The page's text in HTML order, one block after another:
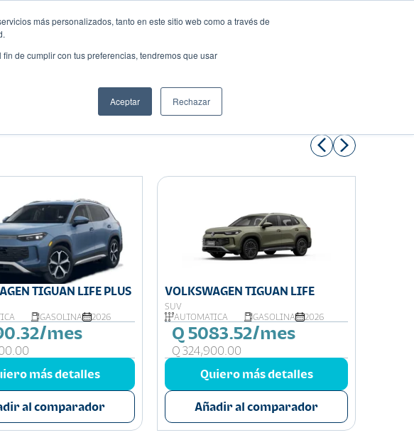
más personalizados, tanto en este sitio web como a través de
de cumplir con tus preferencias, tendremos que usar
Aceptar Rechazar
Compartir:
TIGUAN LIFE PLUS
GASOLINA 2026
mes
más detalles
al comparador
VOLKSWAGEN TIGUAN LIFE
SUV
AUTOMÁTICA
GASOLINA 2026
Q 5083.52/mes
Q 324,900.00
Quiero más detalles
Añadir al comparador